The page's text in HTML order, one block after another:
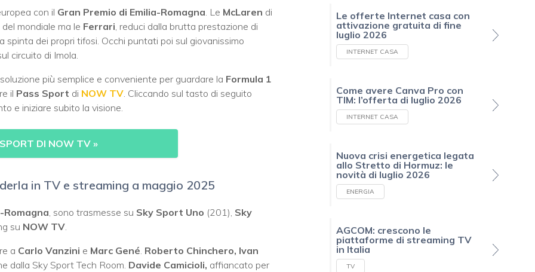
con il Gran Premio di Emilia-Romagna. Le McLaren di
mondiale ma le Ferrari, reduci dalla brutta prestazione di
dei propri tifosi. Occhi puntati poi sul giovanissimo
circuito di Imola.
più semplice e conveniente per guardare la Formula 1
il Pass Sport di NOW TV. Cliccando sul tasto di seguito
e iniziare subito la visione.
DI NOW TV »
in TV e streaming a maggio 2025
Romagna , sono trasmesse su Sky Sport Uno (201), Sky
su NOW TV
a Carlo Vanzini e Marc Gené Roberto Chinchero, Ivan
dalla Sky Sport Tech Room. Davide Camicioli, affiancato per
Le offerte Internet casa con
attivazione gratuita di fine
luglio 2026
INTERNET CASA
Come avere Canva Pro con
TIM: l’offerta di luglio 2026
INTERNET CASA
Nuova crisi energetica legata
allo Stretto di Hormuz: le
novità di luglio 2026
ENERGIA
AGCOM: crescono le
piattaforme di streaming TV
in Italia
TV